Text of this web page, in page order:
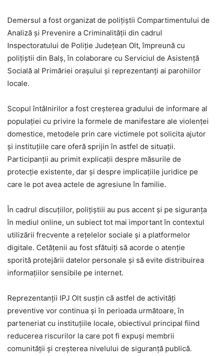
Demersul a fost organizat de polițiștii Compartimentului de
Analiză și Prevenire a Criminalității din cadrul
Inspectoratului de Poliție Județean Olt, împreună cu
polițiștii din Balș, în colaborare cu Serviciul de Asistență
Socială al Primăriei orașului și reprezentanți ai parohiilor
locale.
Scopul întâlnirilor a fost creșterea gradului de informare al
populației cu privire la formele de manifestare ale violenței
domestice, metodele prin care victimele pot solicita ajutor
și instituțiile care oferă sprijin în astfel de situații.
Participanții au primit explicații despre măsurile de
protecție existente, dar și despre implicațiile juridice pe
care le pot avea actele de agresiune în familie.
În cadrul discuțiilor, polițiștiii au pus accent și pe siguranța
în mediul online, un subiect tot mai important în contextul
utilizării frecvente a rețelelor sociale și a platformelor
digitale. Cetățenii au fost sfătuiți să acorde o atenție
sporită protejării datelor personale și să evite distribuirea
informațiilor sensibile pe internet.
Reprezentanții IPJ Olt susțin că astfel de activități
preventive vor continua și în perioada următoare, în
parteneriat cu instituțiile locale, obiectivul principal fiind
reducerea riscurilor la care pot fi expuși membrii
comunității și creșterea nivelului de siguranță publică.